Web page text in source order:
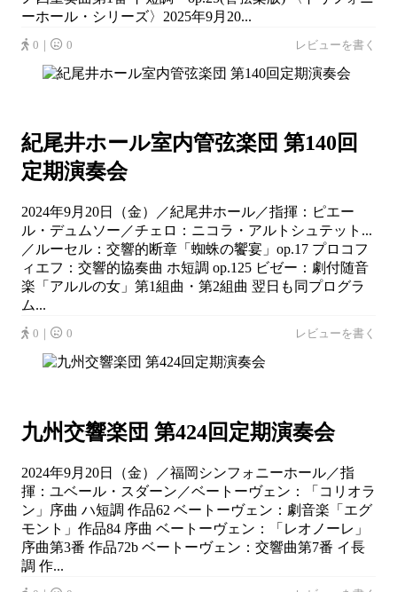
ーホール・シリーズ〉2025年9月20...
0｜ 0 レビューを書く
紀尾井ホール室内管弦楽団 第140回
定期演奏会
2024年9月20日（金）／紀尾井ホール／指揮：ピエー
ル・デュムソー／チェロ：ニコラ・アルトシュテット...
／ルーセル：交響的断章「蜘蛛の饗宴」op.17 プロコフ
ィエフ：交響的協奏曲 ホ短調 op.125 ビゼー：劇付随音
楽「アルルの女」第1組曲・第2組曲 翌日も同プログラ
ム...
0｜ 0 レビューを書く
九州交響楽団 第424回定期演奏会
2024年9月20日（金）／福岡シンフォニーホール／指
揮：ユベール・スダーン／ベートーヴェン：「コリオラ
ン」序曲 ハ短調 作品62 ベートーヴェン：劇音楽「エグ
モント」作品84 序曲 ベートーヴェン：「レオノーレ」
序曲第3番 作品72b ベートーヴェン：交響曲第7番 イ長
調 作...